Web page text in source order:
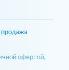
офертой,